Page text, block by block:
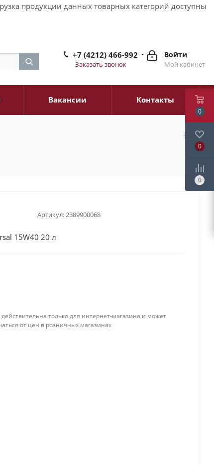
продукции данных товарных категорий доступны
Войти
Мой кабинет
+7 (4212) 466-992
Заказать звонок
Вакансии Контакты
Артикул: 2389900068
15W40 20 л
только для интернет-магазина и может
от цен в розничных магазинах
0
0
0